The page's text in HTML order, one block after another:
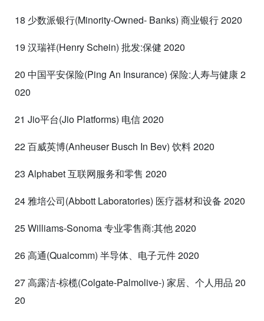
18 少数派银行(Minority-Owned- Banks) 商业银行 2020
19 汉瑞祥(Henry Schein) 批发:保健 2020
20 中国平安保险(Ping An Insurance) 保险:人寿与健康 2
020
21 Jio平台(Jio Platforms) 电信 2020
22 百威英博(Anheuser Busch In Bev) 饮料 2020
23 Alphabet 互联网服务和零售 2020
24 雅培公司(Abbott Laboratories) 医疗器材和设备 2020
25 Williams-Sonoma 专业零售商:其他 2020
26 高通(Qualcomm) 半导体、电子元件 2020
27 高露洁-棕榄(Colgate-Palmolive-) 家居、个人用品 20
20